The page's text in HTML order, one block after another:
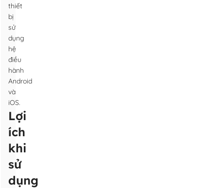
thiết
bị
sử
dụng
hệ
điều
hành
Android
và
iOS.
Lợi
ích
khi
sử
dụng